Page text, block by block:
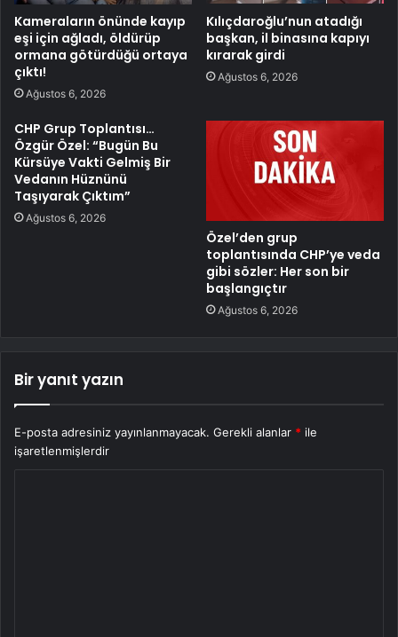
Kameraların önünde kayıp
eşi için ağladı, öldürüp
ormana götürdüğü ortaya
çıktı!
Ağustos 6, 2026
Kılıçdaroğlu’nun atadığı
başkan, il binasına kapıyı
kırarak girdi
Ağustos 6, 2026
CHP Grup Toplantısı…
Özgür Özel: “Bugün Bu
Kürsüye Vakti Gelmiş Bir
Vedanın Hüznünü
Taşıyarak Çıktım”
Ağustos 6, 2026
Özel’den grup
toplantısında CHP’ye veda
gibi sözler: Her son bir
başlangıçtır
Ağustos 6, 2026
Bir yanıt yazın
E-posta adresiniz yayınlanmayacak. Gerekli alanlar * ile
işaretlenmişlerdir